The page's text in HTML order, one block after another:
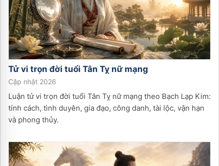
Tử vi trọn đời tuổi Tân Tỵ nữmạng
Cập nhật 2026
Luận tử vi trọn đời tuổi Tân Tỵ nữ mạng theo Bạch Lạp Kim:
tính cách, tình duyên, gia đạo, công danh, tài lộc, vận hạn
và phong thủy.